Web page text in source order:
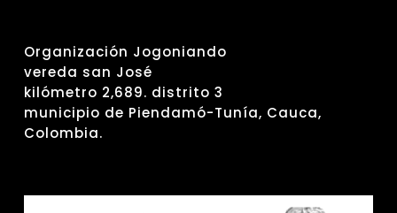
Organización Jogoniando
vereda san José
kilómetro 2,689. distrito 3
municipio de Piendamó-Tunía, Cauca,
Colombia.